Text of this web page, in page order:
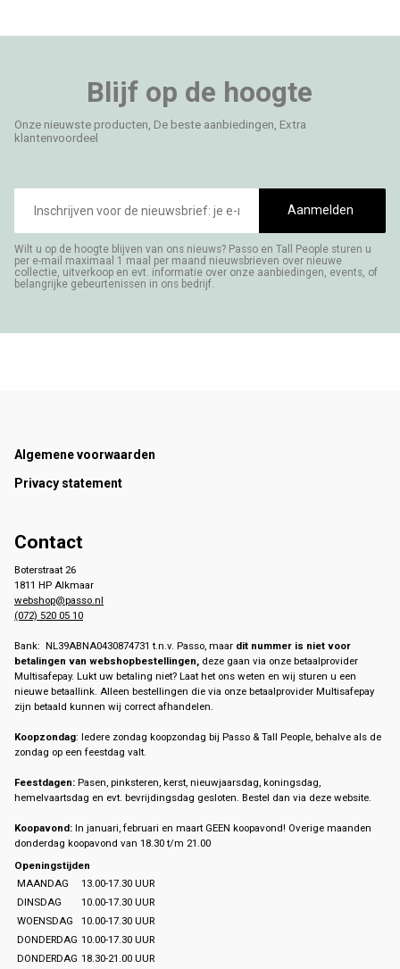
Blijf op de hoogte
Onze nieuwste producten, De beste aanbiedingen, Extra
klantenvoordeel
mailadres
Aanmelden
Wilt u op de hoogte blijven van ons nieuws? Passo en Tall People sturen u
per e-mail maximaal 1 maal per maand nieuwsbrieven over nieuwe
collectie, uitverkoop en evt. informatie over onze aanbiedingen, events, of
belangrijke gebeurtenissen in ons bedrijf.
Footer
Algemene voorwaarden
Privacy statement
Contact
Boterstraat 26
1811 HP Alkmaar
webshop@passo.nl
(072) 520 05 10
Bank: NL39ABNA0430874731 t.n.v. Passo, maar dit nummer is niet voor
betalingen van webshopbestellingen, deze gaan via onze betaalprovider
Multisafepay. Lukt uw betaling niet? Laat het ons weten en wij sturen u een
nieuwe betaallink. Alleen bestellingen die via onze betaalprovider Multisafepay
zijn betaald kunnen wij correct afhandelen.
Koopzondag: Iedere zondag koopzondag bij Passo & Tall People, behalve als de
zondag op een feestdag valt.
Feestdagen: Pasen, pinksteren, kerst, nieuwjaarsdag, koningsdag,
hemelvaartsdag en evt. bevrijdingsdag gesloten. Bestel dan via deze website.
Koopavond: In januari, februari en maart GEEN koopavond! Overige maanden
donderdag koopavond van 18.30 t/m 21.00
Openingstijden
MAANDAG
13.00-17.30 UUR
DINSDAG
10.00-17.30 UUR
WOENSDAG
10.00-17.30 UUR
DONDERDAG 10.00-17.30 UUR
DONDERDAG 18.30-21.00 UUR